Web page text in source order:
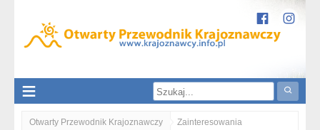
Otwarty Przewodnik Krajoznawczy Zainteresowania